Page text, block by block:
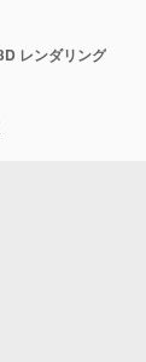
レンダリング